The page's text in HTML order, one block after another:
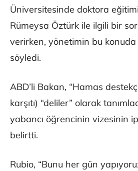
Üniversitesinde doktora
Rümeysa Öztürk ile ilgili bir
verirken, yönetimin bu
söyledi.
ABD’li Bakan, “Hamas
karşıtı) “deliler” olarak
yabancı öğrencinin vizesinin
belirtti.
Rubio, “Bunu her gün